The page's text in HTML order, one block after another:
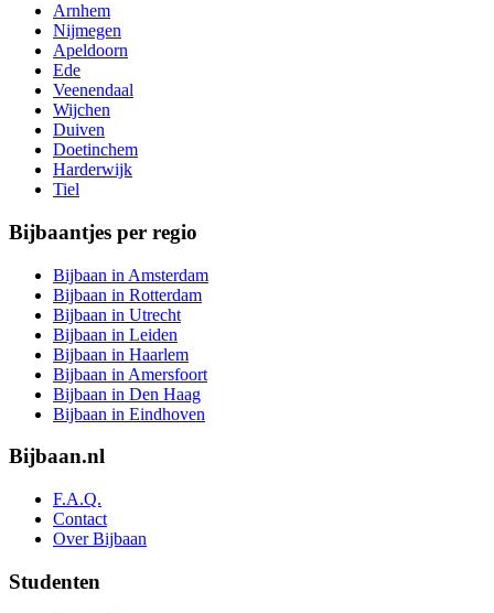
Arnhem
Nijmegen
Apeldoorn
Ede
Veenendaal
Wijchen
Duiven
Doetinchem
Harderwijk
Tiel
Bijbaantjes per regio
Bijbaan in Amsterdam
Bijbaan in Rotterdam
Bijbaan in Utrecht
Bijbaan in Leiden
Bijbaan in Haarlem
Bijbaan in Amersfoort
Bijbaan in Den Haag
Bijbaan in Eindhoven
Bijbaan.nl
F.A.Q.
Contact
Over Bijbaan
Studenten